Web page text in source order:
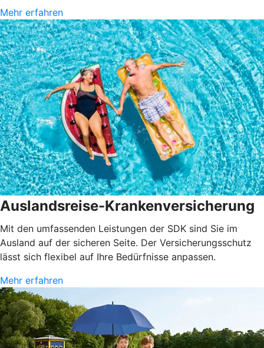
Mehr erfahren
Auslandsreise-Krankenversicherung
Mit den umfassenden Leistungen der SDK sind Sie im
Ausland auf der sicheren Seite. Der Versicherungsschutz
lässt sich flexibel auf Ihre Bedürfnisse anpassen.
Mehr erfahren